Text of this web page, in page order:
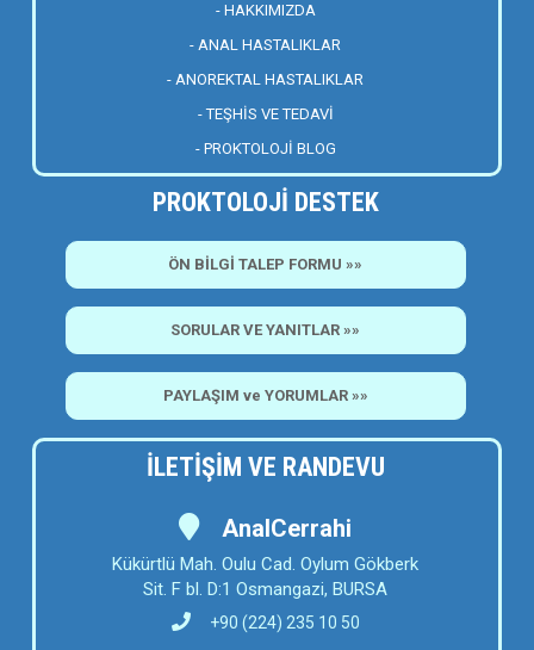
- HAKKIMIZDA
- ANAL HASTALIKLAR
- ANOREKTAL HASTALIKLAR
- TEŞHİS VE TEDAVİ
- PROKTOLOJİ BLOG
PROKTOLOJİ DESTEK
ÖN BİLGİ TALEP FORMU »»
SORULAR VE YANITLAR »»
PAYLAŞIM ve YORUMLAR »»
İLETİŞİM VE RANDEVU
AnalCerrahi
Kükürtlü Mah. Oulu Cad. Oylum Gökberk
Sit. F bl. D:1 Osmangazi, BURSA
+90 (224) 235 10 50